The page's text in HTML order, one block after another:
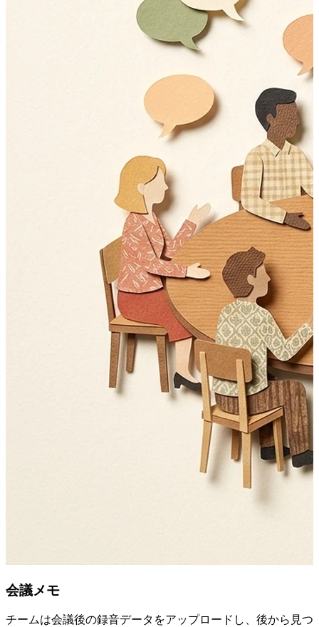
会議メモ
チームは会議後の録音データをアップロードし、後から見